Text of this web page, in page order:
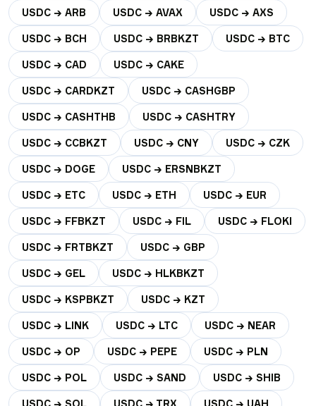
USDC → ARB USDC → AVAX USDC → AXS
USDC → BCH USDC → BRBKZT USDC → BTC
USDC → CAD USDC → CAKE
USDC → CARDKZT USDC → CASHGBP
USDC → CASHTHB USDC → CASHTRY
USDC → CCBKZT USDC → CNY USDC → CZK
USDC → DOGE USDC → ERSNBKZT
USDC → ETC USDC → ETH USDC → EUR
USDC → FFBKZT USDC → FIL USDC → FLOKI
USDC → FRTBKZT USDC → GBP
USDC → GEL USDC → HLKBKZT
USDC → KSPBKZT USDC → KZT
USDC → LINK USDC → LTC USDC → NEAR
USDC → OP USDC → PEPE USDC → PLN
USDC → POL USDC → SAND USDC → SHIB
USDC → SOL USDC → TRX USDC → UAH